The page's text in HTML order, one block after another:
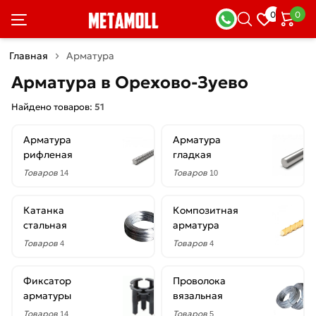
0 0
Главная Арматура
Арматура в Орехово-Зуево
Найдено товаров: 51
Арматура
рифленая
Товаров 14
Арматура
гладкая
Товаров 10
Катанка
стальная
Товаров 4
Композитная
арматура
Товаров 4
Фиксатор
арматуры
Товаров 14
Проволока
вязальная
Товаров 5
Фильтры
×
скидкой
Цена
руб.
1.2
мм